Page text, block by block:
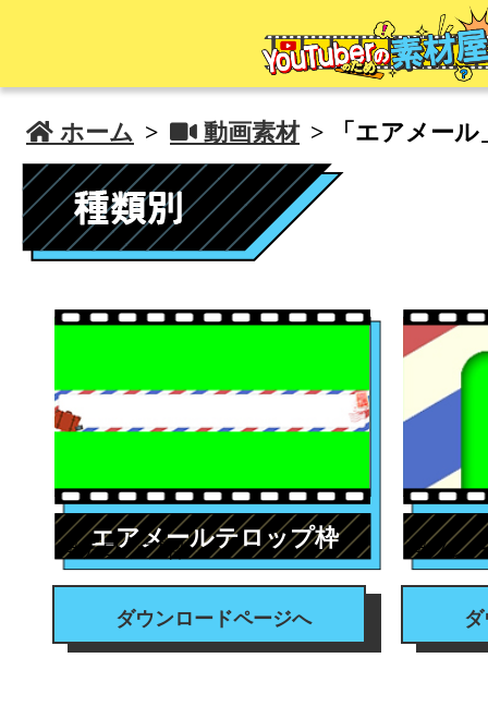
 ホーム >  動画素材 > 「エアメール
#テロップ枠
エアメールテロップ枠
ダウンロードページへ
#フレ